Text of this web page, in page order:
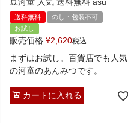
豆河童 人気 送料無料 asu
送料無料
のし・包装不可
お試し
販売価格 ¥2,620税込
まずはお試し。百貨店でも人気
の河童のあんみつです。
カートに入れる